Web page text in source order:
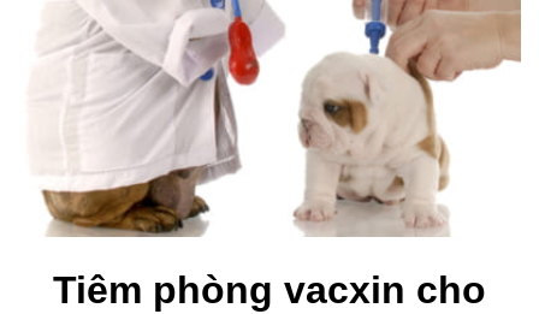
Tiêm phòng vacxin cho